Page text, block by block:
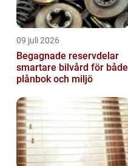
09 juli 2026
Begagnade reservdelar
smartare bilvård för både
plånbok och miljö